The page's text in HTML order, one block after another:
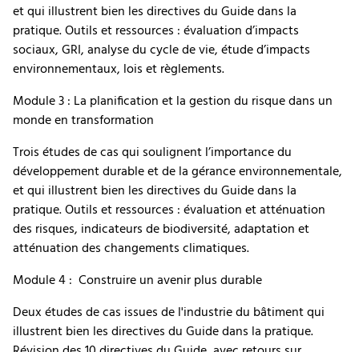
et qui illustrent bien les directives du Guide dans la
pratique. Outils et ressources : évaluation d’impacts
sociaux, GRI, analyse du cycle de vie, étude d’impacts
environnementaux, lois et règlements.
Module 3 : La planification et la gestion du risque dans un
monde en transformation
Trois études de cas qui soulignent l’importance du
développement durable et de la gérance environnementale,
et qui illustrent bien les directives du Guide dans la
pratique. Outils et ressources : évaluation et atténuation
des risques, indicateurs de biodiversité, adaptation et
atténuation des changements climatiques.
Module 4 : Construire un avenir plus durable
Deux études de cas issues de l'industrie du bâtiment qui
illustrent bien les directives du Guide dans la pratique.